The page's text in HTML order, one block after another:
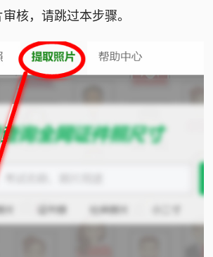
核，请跳过本步骤。